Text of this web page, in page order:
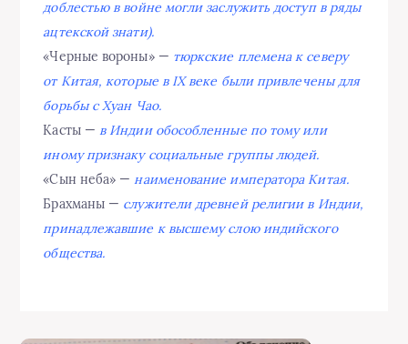
доблестью в войне могли заслужить доступ в ряды
ацтекской знати).
«Черные вороны» — тюркские племена к северу
от Китая, которые в IX веке были привлечены для
борьбы с Хуан Чао.
Касты —в Индии обособленные по тому или
иному признаку социальные группы людей.
«Сын неба» —наименование императора Китая.
Брахманы — служители древней религии в Индии,
принадлежавшие к высшему слою индийского
общества.